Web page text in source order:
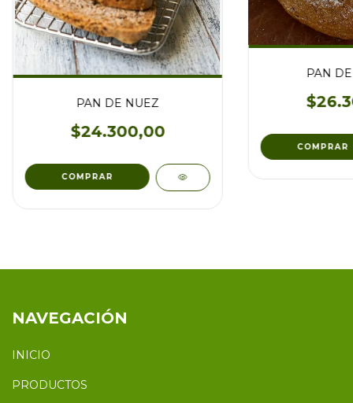
PAN DE NUEZ
$24.300,00
PAN
NAVEGACIÓN
INICIO
PRODUCTOS